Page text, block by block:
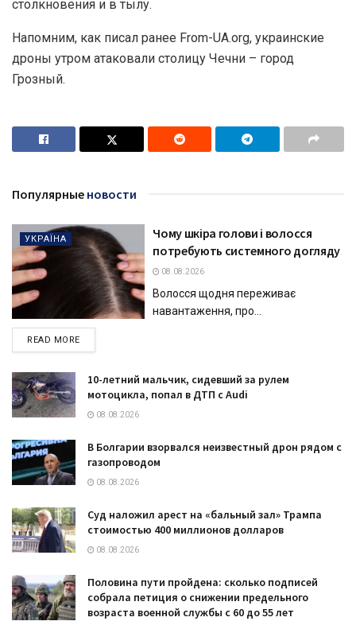
столкновения и в тылу.
Напомним, как писал ранее From-UA.org, украинские
дроны утром атаковали столицу Чечни – город
Грозный.
Популярные новости
УКРАЇНА
Чому шкіра голови і волосся
потребують системного догляду
08.08.2026
Волосся щодня переживає
навантаження, про...
READ MOREDETAILS
10-летний мальчик, сидевший за рулем
мотоцикла, попал в ДТП с Audi
08.08.2026
В Болгарии взорвался неизвестный дрон рядом с
газопроводом
08.08.2026
Суд наложил арест на «бальный зал» Трампа
стоимостью 400 миллионов долларов
08.08.2026
Половина пути пройдена: сколько подписей
собрала петиция о снижении предельного
возраста военной службы с 60 до 55 лет